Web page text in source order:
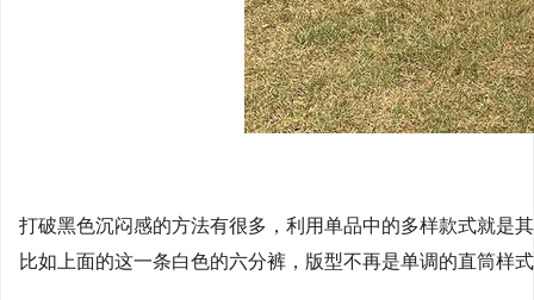
打破黑色沉闷感的方法有很多，利用单品中的多样款式就是
比如上面的这一条白色的六分裤，版型不再是单调的直筒样